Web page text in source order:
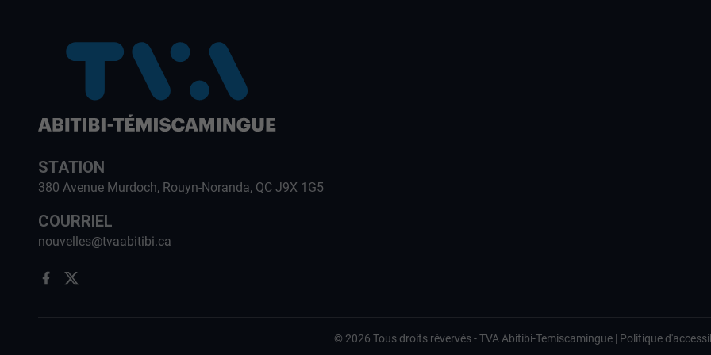
STATION
380 Avenue Murdoch, Rouyn-Noranda, QC J9X 1G5
COURRIEL
nouvelles@tvaabitibi.ca
© 2026 Tous droits révervés -TVA Abitibi-Temiscamingue | Politique